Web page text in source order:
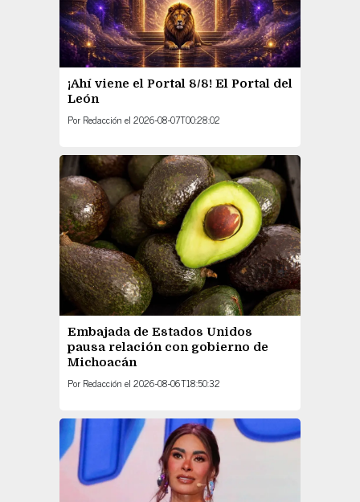
¡Ahí viene el Portal 8/8! El Portal del
León
Por Redacción el 2026-08-07T00:28:02
Embajada de Estados Unidos
pausa relación con gobierno de
Michoacán
Por Redacción el 2026-08-06T18:50:32